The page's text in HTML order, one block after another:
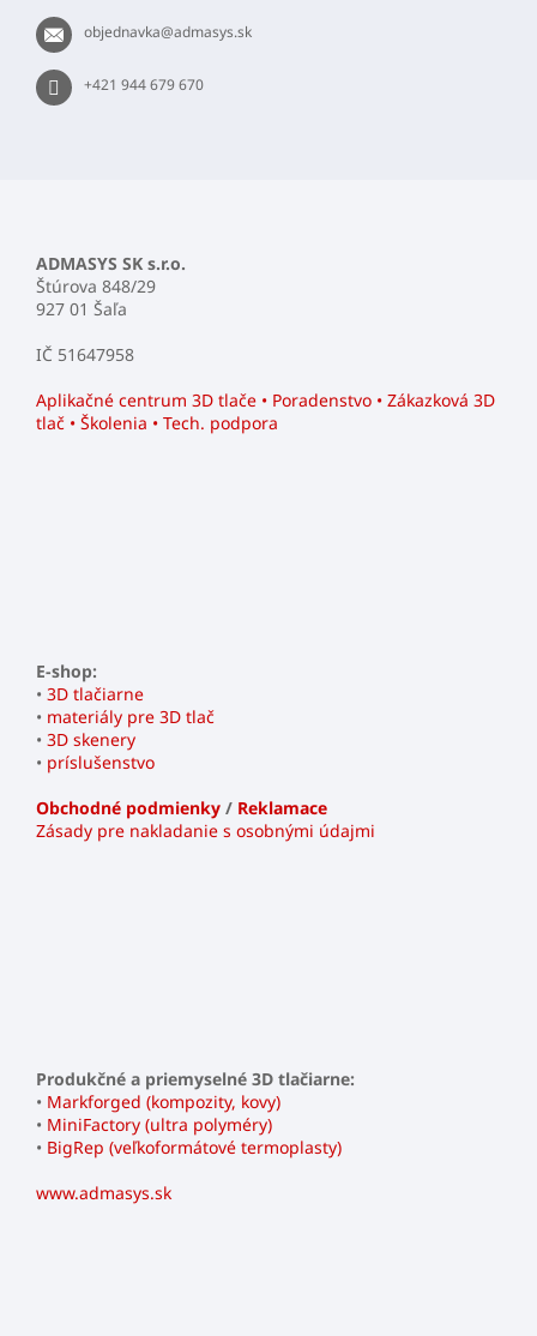
objednavka@admasys.sk
+421 944 679 670
ADMASYS SK s.r.o.
Štúrova 848/29
927 01 Šaľa
IČ 51647958
Aplikačné centrum 3D tlače • Poradenstvo • Zákazková 3D
tlač • Školenia • Tech. podpora
E-shop:
• 3D tlačiarne
• materiály pre 3D tlač
• 3D skenery
• príslušenstvo
Obchodné podmienky / Reklamace
Zásady pre nakladanie s osobnými údajmi
Produkčné a priemyselné 3D tlačiarne:
• Markforged (kompozity, kovy)
• MiniFactory (ultra polyméry)
• BigRep (veľkoformátové termoplasty)
www.admasys.sk